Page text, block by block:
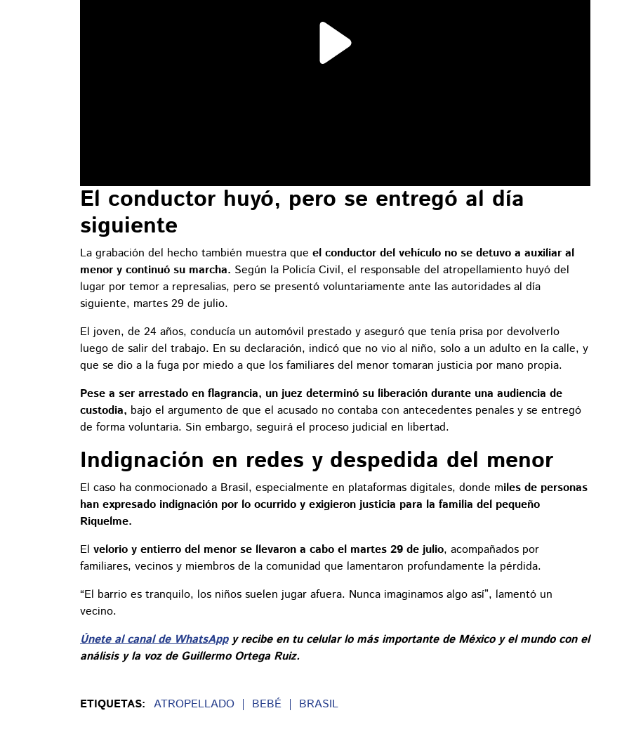
El conductor huyó, pero se entregó al día
siguiente
La grabación del hecho también muestra que el conductor del vehículo no se detuvo a auxiliar al
menor y continuó su marcha. Según la Policía Civil, el responsable del atropellamiento huyó del
lugar por temor a represalias, pero se presentó voluntariamente ante las autoridades al día
siguiente, martes 29 de julio.
El joven, de 24 años, conducía un automóvil prestado y aseguró que tenía prisa por devolverlo
luego de salir del trabajo. En su declaración, indicó que no vio al niño, solo a un adulto en la calle, y
que se dio a la fuga por miedo a que los familiares del menor tomaran justicia por mano propia.
Pese a ser arrestado en flagrancia, un juez determinó su liberación durante una audiencia de
custodia, bajo el argumento de que el acusado no contaba con antecedentes penales y se entregó
de forma voluntaria. Sin embargo, seguirá el proceso judicial en libertad.
Indignación en redes y despedida del menor
El caso ha conmocionado a Brasil, especialmente en plataformas digitales, donde miles de personas
han expresado indignación por lo ocurrido y exigieron justicia para la familia del pequeño
Riquelme.
El velorio y entierro del menor se llevaron a cabo el martes 29 de julio, acompañados por
familiares, vecinos y miembros de la comunidad que lamentaron profundamente la pérdida.
“El barrio es tranquilo, los niños suelen jugar afuera. Nunca imaginamos algo así”, lamentó un
vecino.
Únete al canal de WhatsAppy recibe en tu celular lo más importante de México y el mundo con el
análisis y la voz de Guillermo Ortega Ruiz.
ETIQUETAS: ATROPELLADO BEBÉ BRASIL